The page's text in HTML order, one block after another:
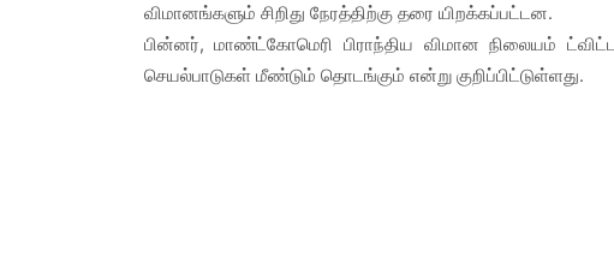
விமானங்களும் சிறிது நேரத்திற்கு தரை யிறக்கப்பட்டன.
பின்னர், மாண்ட்கோமெரி பிராந்திய விமான நிலையம்
செயல்பாடுகள் மீண்டும் தொடங்கும் என்று குறிப்பிட்டுள்ளது.